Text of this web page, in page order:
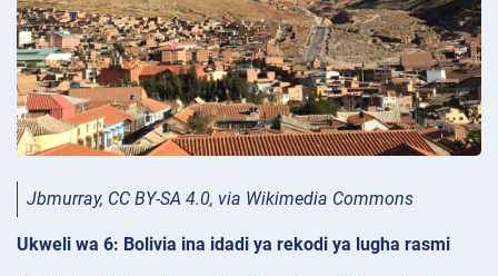
Jbmurray, CC BY-SA 4.0, via Wikimedia Commons
Ukweli wa 6: Bolivia ina idadi ya rekodi ya lugha rasmi